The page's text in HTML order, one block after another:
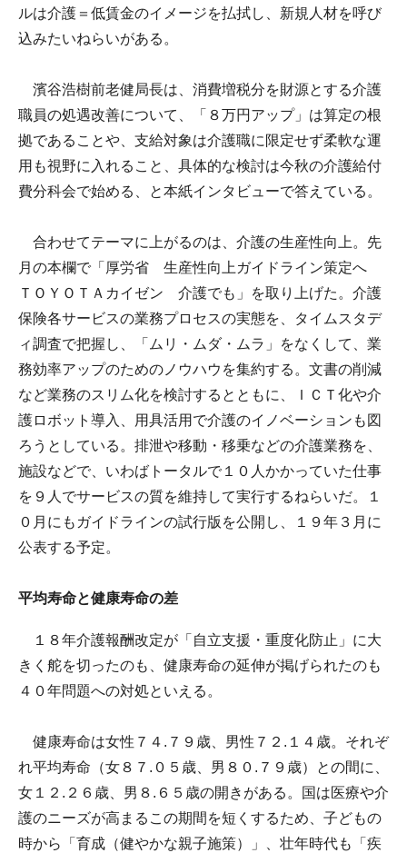
ルは介護＝低賃金のイメージを払拭し、新規人材を呼び
込みたいねらいがある。
濱谷浩樹前老健局長は、消費増税分を財源とする介護
職員の処遇改善について、「８万円アップ」は算定の根
拠であることや、支給対象は介護職に限定せず柔軟な運
用も視野に入れること、具体的な検討は今秋の介護給付
費分科会で始める、と本紙インタビューで答えている。
合わせてテーマに上がるのは、介護の生産性向上。先
月の本欄で「厚労省 生産性向上ガイドライン策定へ
ＴＯＹＯＴＡカイゼン 介護でも」を取り上げた。介護
保険各サービスの業務プロセスの実態を、タイムスタデ
ィ調査で把握し、「ムリ・ムダ・ムラ」をなくして、業
務効率アップのためのノウハウを集約する。文書の削減
など業務のスリム化を検討するとともに、ＩＣＴ化や介
護ロボット導入、用具活用で介護のイノベーションも図
ろうとしている。排泄や移動・移乗などの介護業務を、
施設などで、いわばトータルで１０人かかっていた仕事
を９人でサービスの質を維持して実行するねらいだ。１
０月にもガイドラインの試行版を公開し、１９年３月に
公表する予定。
平均寿命と健康寿命の差
１８年介護報酬改定が「自立支援・重度化防止」に大
きく舵を切ったのも、健康寿命の延伸が掲げられたのも
４０年問題への対処といえる。
健康寿命は女性７４.７９歳、男性７２.１４歳。それぞ
れ平均寿命（女８７.０５歳、男８０.７９歳）との間に、
女１２.２６歳、男８.６５歳の開きがある。国は医療や介
護のニーズが高まるこの期間を短くするため、子どもの
時から「育成（健やかな親子施策）」、壮年時代も「疾